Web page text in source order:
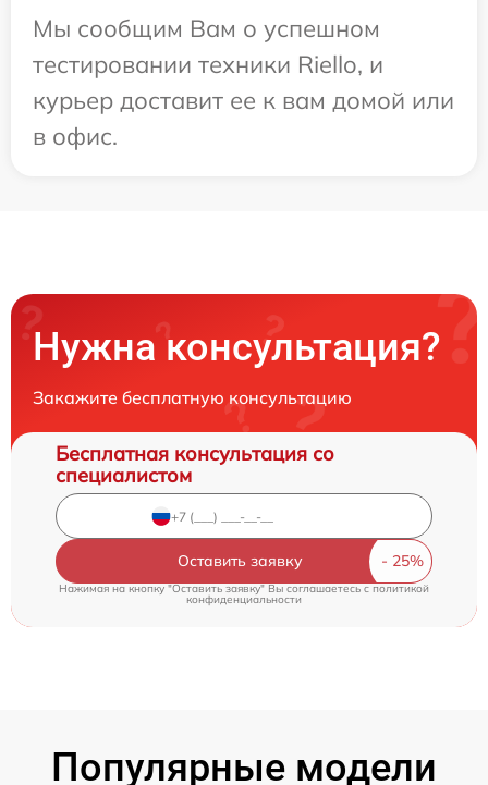
Мы сообщим Вам о успешном
тестировании техники Riello, и
курьер доставит ее к вам домой или
в офис.
Нужна консультация?
Закажите бесплатную консультацию
Бесплатная консультация со
специалистом
Оставить заявку
Нажимая на кнопку "Оставить заявку" Вы соглашаетесь c политикой
конфиденциальности
Популярные модели